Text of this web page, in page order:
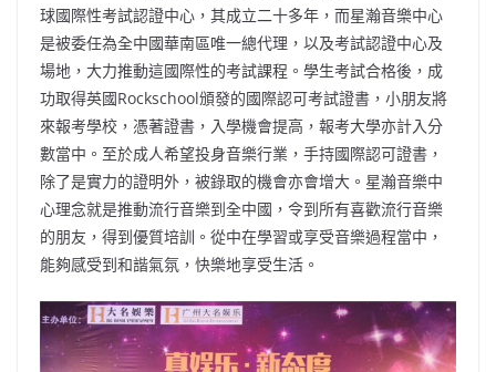
球國際性考試認證中心，其成立二十多年，而星瀚音樂中心
是被委任為全中國華南區唯一總代理，以及考試認證中心及
場地，大力推動這國際性的考試課程。學生考試合格後，成
功取得英國Rockschool頒發的國際認可考試證書，小朋友將
來報考學校，憑著證書，入學機會提高，報考大學亦計入分
數當中。至於成人希望投身音樂行業，手持國際認可證書，
除了是實力的證明外，被錄取的機會亦會增大。星瀚音樂中
心理念就是推動流行音樂到全中國，令到所有喜歡流行音樂
的朋友，得到優質培訓。從中在學習或享受音樂過程當中，
能夠感受到和諧氣氛，快樂地享受生活。